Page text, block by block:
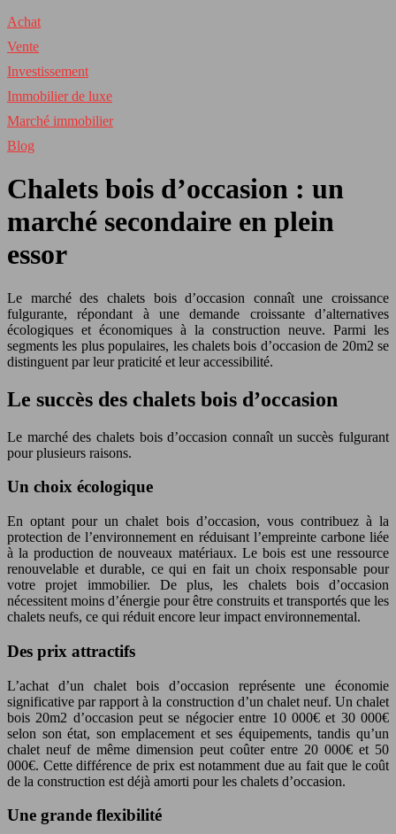
Achat
Vente
Investissement
Immobilier de luxe
Marché immobilier
Blog
Chalets bois d’occasion : un
marché secondaire en plein
essor
Le marché des chalets bois d’occasion connaît une croissance
fulgurante, répondant à une demande croissante d’alternatives
écologiques et économiques à la construction neuve. Parmi les
segments les plus populaires, les chalets bois d’occasion de 20m2 se
distinguent par leur praticité et leur accessibilité.
Le succès des chalets bois d’occasion
Le marché des chalets bois d’occasion connaît un succès fulgurant
pour plusieurs raisons.
Un choix écologique
En optant pour un chalet bois d’occasion, vous contribuez à la
protection de l’environnement en réduisant l’empreinte carbone liée
à la production de nouveaux matériaux. Le bois est une ressource
renouvelable et durable, ce qui en fait un choix responsable pour
votre projet immobilier. De plus, les chalets bois d’occasion
nécessitent moins d’énergie pour être construits et transportés que les
chalets neufs, ce qui réduit encore leur impact environnemental.
Des prix attractifs
L’achat d’un chalet bois d’occasion représente une économie
significative par rapport à la construction d’un chalet neuf. Un chalet
bois 20m2 d’occasion peut se négocier entre 10 000€ et 30 000€
selon son état, son emplacement et ses équipements, tandis qu’un
chalet neuf de même dimension peut coûter entre 20 000€ et 50
000€. Cette différence de prix est notamment due au fait que le coût
de la construction est déjà amorti pour les chalets d’occasion.
Une grande flexibilité